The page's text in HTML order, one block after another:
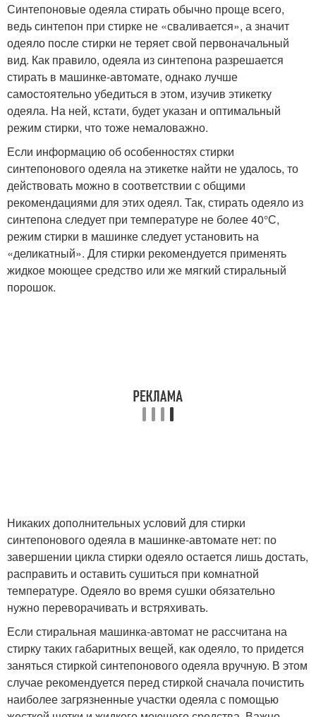
Синтепоновые одеяла стирать обычно проще всего,
ведь синтепон при стирке не «сваливается», а значит
одеяло после стирки не теряет свой первоначальный
вид. Как правило, одеяла из синтепона разрешается
стирать в машинке-автомате, однако лучше
самостоятельно убедиться в этом, изучив этикетку
одеяла. На ней, кстати, будет указан и оптимальный
режим стирки, что тоже немаловажно.
Если информацию об особенностях стирки
синтепонового одеяла на этикетке найти не удалось, то
действовать можно в соответствии с общими
рекомендациями для этих одеял. Так, стирать одеяло из
синтепона следует при температуре не более 40°С,
режим стирки в машинке следует установить на
«деликатный». Для стирки рекомендуется применять
жидкое моющее средство или же мягкий стиральный
порошок.
Никаких дополнительных условий для стирки
синтепонового одеяла в машинке-автомате нет: по
завершении цикла стирки одеяло остается лишь достать,
расправить и оставить сушиться при комнатной
температуре. Одеяло во время сушки обязательно
нужно переворачивать и встряхивать.
Если стиральная машинка-автомат не рассчитана на
стирку таких габаритных вещей, как одеяло, то придется
заняться стиркой синтепонового одеяла вручную. В этом
случае рекомендуется перед стиркой сначала почистить
наиболее загрязненные участки одеяла с помощью